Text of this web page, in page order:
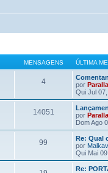
MENSAGENS ÚLTIMA
4
por
Qui Jul
14051
por
Dom Ago
99
Re: Qual
por Malkav
Qui Mai
Re: